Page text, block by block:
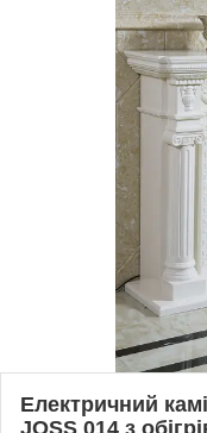
Електричний
JOSS 014 з